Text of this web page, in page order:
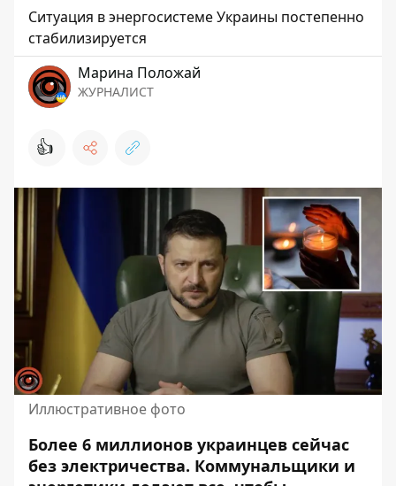
Ситуация в энергосистеме Украины постепенно
стабилизируется
Марина Положай
ЖУРНАЛИСТ
👍
Иллюстративное фото
Более 6 миллионов украинцев сейчас
без электричества. Коммунальщики и